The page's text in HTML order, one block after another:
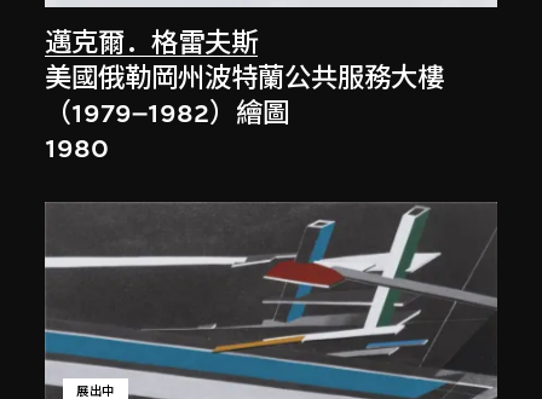
邁克爾．格雷夫斯
美國俄勒岡州波特蘭公共服務大樓
（1979–1982）繪圖
1980
展出中